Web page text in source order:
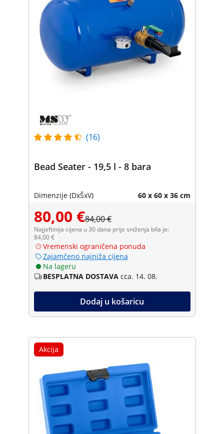
(16)
Bead Seater - 19,5 l - 8 bara
Dimenzije (DxŠxV) 60 x 60 x 36 cm
80,00 €84,00 €
Najjeftinija cijena u 30 dana prije sniženja bila je:
84,00 €
Vremenski ograničena ponuda
Zajamčeno najniža cijena
Na lageru
BESPLATNA DOSTAVA cca. 14. 08.
Dodaj u košaricu
Akcija